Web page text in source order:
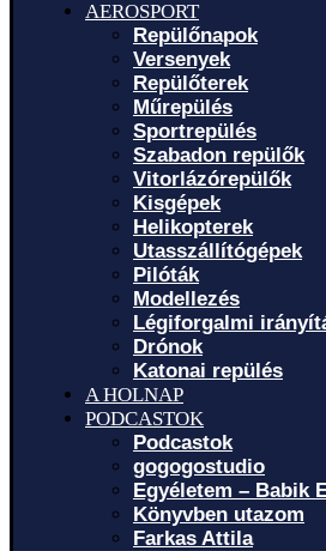
AEROSPORT
Repülőnapok
Versenyek
Repülőterek
Műrepülés
Sportrepülés
Szabadon repülők
Vitorlázórepülők
Kisgépek
Helikopterek
Utasszállítógépek
Pilóták
Modellezés
Légiforgalmi
Drónok
Katonai repülés
A HOLNAP
PODCASTOK
Podcastok
gogogostudio
Egyéletem – Babik
Könyvben utazom
Farkas Attila